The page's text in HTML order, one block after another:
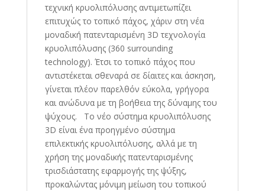
τεχνική κρυολιπόλυσης αντιμετωπίζει
επιτυχώς το τοπικό πάχος, χάριν στη νέα
μοναδική πατενταρισμένη 3D τεχνολογία
κρυολιπόλυσης (360 surrounding
technology). Έτσι το τοπικό πάχος που
αντιστέκεται σθεναρά σε δίαιτες και άσκηση,
γίνεται πλέον παρελθόν εύκολα, γρήγορα
και ανώδυνα με τη βοήθεια της δύναμης του
ψύχους. Το νέο σύστημα κρυολιπόλυσης
3D είναι ένα προηγμένο σύστημα
επιλεκτικής κρυολιπόλυσης, αλλά με τη
χρήση της μοναδικής πατενταρισμένης
τρισδιάστατης εφαρμογής της ψύξης,
προκαλώντας μόνιμη μείωση του τοπικού